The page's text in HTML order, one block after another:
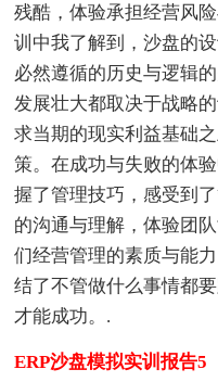
残酷，体验承担经营风
训中我了解到，沙盘的
必然遵循的历史与逻辑
发展壮大都取决于战略
求当期的现实利益基础
策。在成功与失败的体
握了管理技巧，感受到
的沟通与理解，体验团
们经营管理的素质与能
结了不管做什么事情都
才能成功。.
ERP沙盘模拟实训报告5